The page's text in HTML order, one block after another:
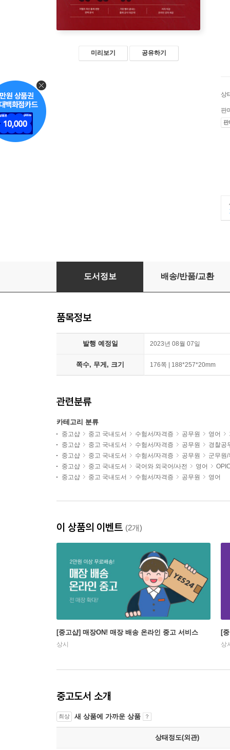
미리보기 공유하기
상
판
판
출제 공식 29개로 끝내는 정재현 지텔프 LEVEL
도서정보 배송/반품/교환
품목정보
발행 예정일 2023년 08월 07일
쪽수, 무게, 크기 176쪽 | 188*257*20mm
관련분류
카테고리 분류
중고샵 중고 국내도서 수험서/자격증 공무원 영어
중고샵
중고 국내도서 수험서/자격증 공무원
경찰공
중고샵
중고 국내도서 수험서/자격증 공무원
군무원
중고샵
중고 국내도서 국어와 외국어/사전 영어
중고샵
중고 국내도서 수험서/자격증 공무원 영어
이 상품의 이벤트 (2개)
[중고샵] 매장ON! 매장 배송 온라인 중고 서비스
상시
[
상
중고도서 소개
최상 새 상품에 가까운 상품
상태정도(외관)